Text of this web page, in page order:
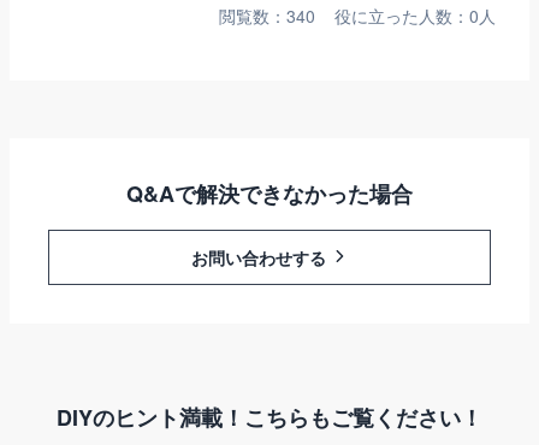
閲覧数：340
役に立った人数：0人
Q&Aで解決できなかった場合
お問い合わせする
DIYのヒント満載！こちらもご覧ください！